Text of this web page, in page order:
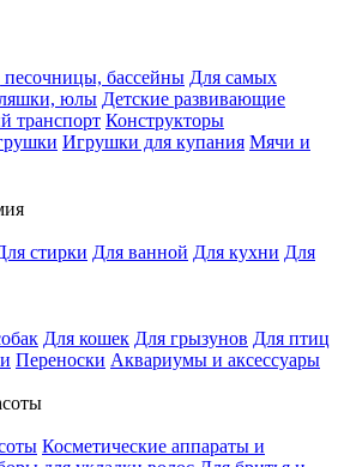
песочницы, бассейны Для самых
юлы Детские развивающие
транспорт Конструкторы
Игрушки для купания Мячи и
стирки Для ванной Для кухни Для
Для кошек Для грызунов Для птиц
Переноски Аквариумы и аксессуары
Косметические аппараты и